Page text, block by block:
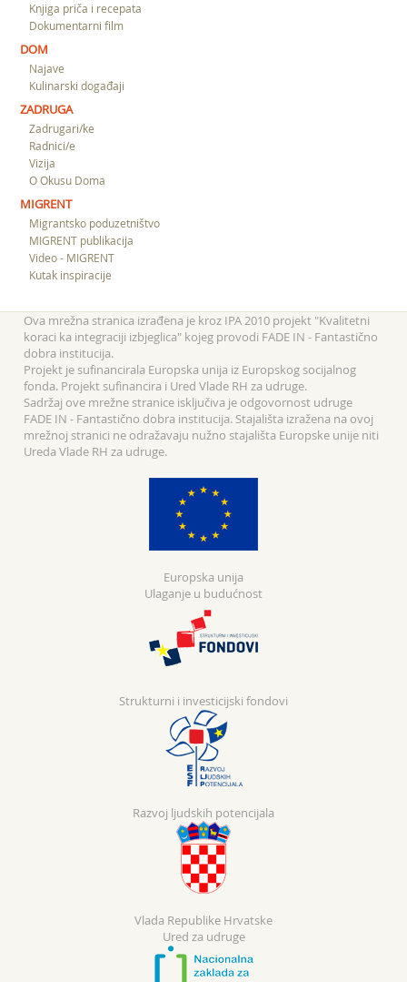
Knjiga priča i recepata
Dokumentarni film
DOM
Najave
Kulinarski događaji
ZADRUGA
Zadrugari/ke
Radnici/e
Vizija
O Okusu Doma
MIGRENT
Migrantsko poduzetništvo
MIGRENT publikacija
Video - MIGRENT
Kutak inspiracije
Ova mrežna stranica izrađena je kroz IPA 2010 projekt "Kvalitetni
koraci ka integraciji izbjeglica" kojeg provodi FADE IN - Fantastično
dobra institucija.
Projekt je sufinancirala Europska unija iz Europskog socijalnog
fonda. Projekt sufinancira i Ured Vlade RH za udruge.
Sadržaj ove mrežne stranice isključiva je odgovornost udruge
FADE IN - Fantastično dobra institucija. Stajališta izražena na ovoj
mrežnoj stranici ne odražavaju nužno stajališta Europske unije niti
Ureda Vlade RH za udruge.
Europska unija
Ulaganje u budućnost
Strukturni i investicijski fondovi
Razvoj ljudskih potencijala
Vlada Republike Hrvatske
Ured za udruge